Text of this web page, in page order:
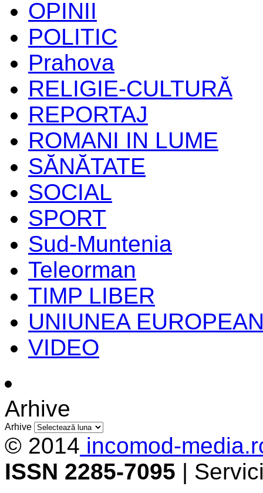
OPINII
POLITIC
Prahova
RELIGIE-CULTURĂ
REPORTAJ
ROMANI IN LUME
SĂNĂTATE
SOCIAL
SPORT
Sud-Muntenia
Teleorman
TIMP LIBER
UNIUNEA
VIDEO
Arhive
Arhive
© 2014 incomod-
ISSN 2285-7095 |